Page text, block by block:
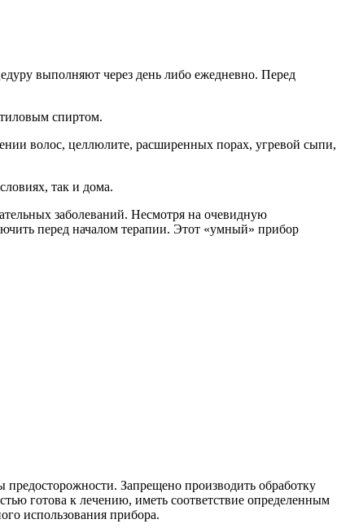
выполняют через день либо ежедневно. Перед
спиртом.
волос, целлюлите, расширенных порах, угревой сыпи,
так и дома.
заболеваний. Несмотря на очевидную
перед началом терапии. Этот «умный» прибор
Запрещено производить обработку
готова к лечению, иметь соответствие определенным
использования прибора.